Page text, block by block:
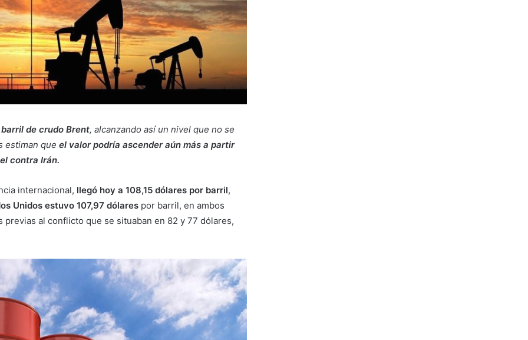
de crudo Brent, alcanzando así un nivel que no se
estiman que el valor podría ascender aún más a partir
contra Irán.
internacional, llegó hoy a 108,15 dólares por barril,
Unidos estuvo 107,97 dólares por barril, en ambos
al conflicto que se situaban en 82 y 77 dólares,